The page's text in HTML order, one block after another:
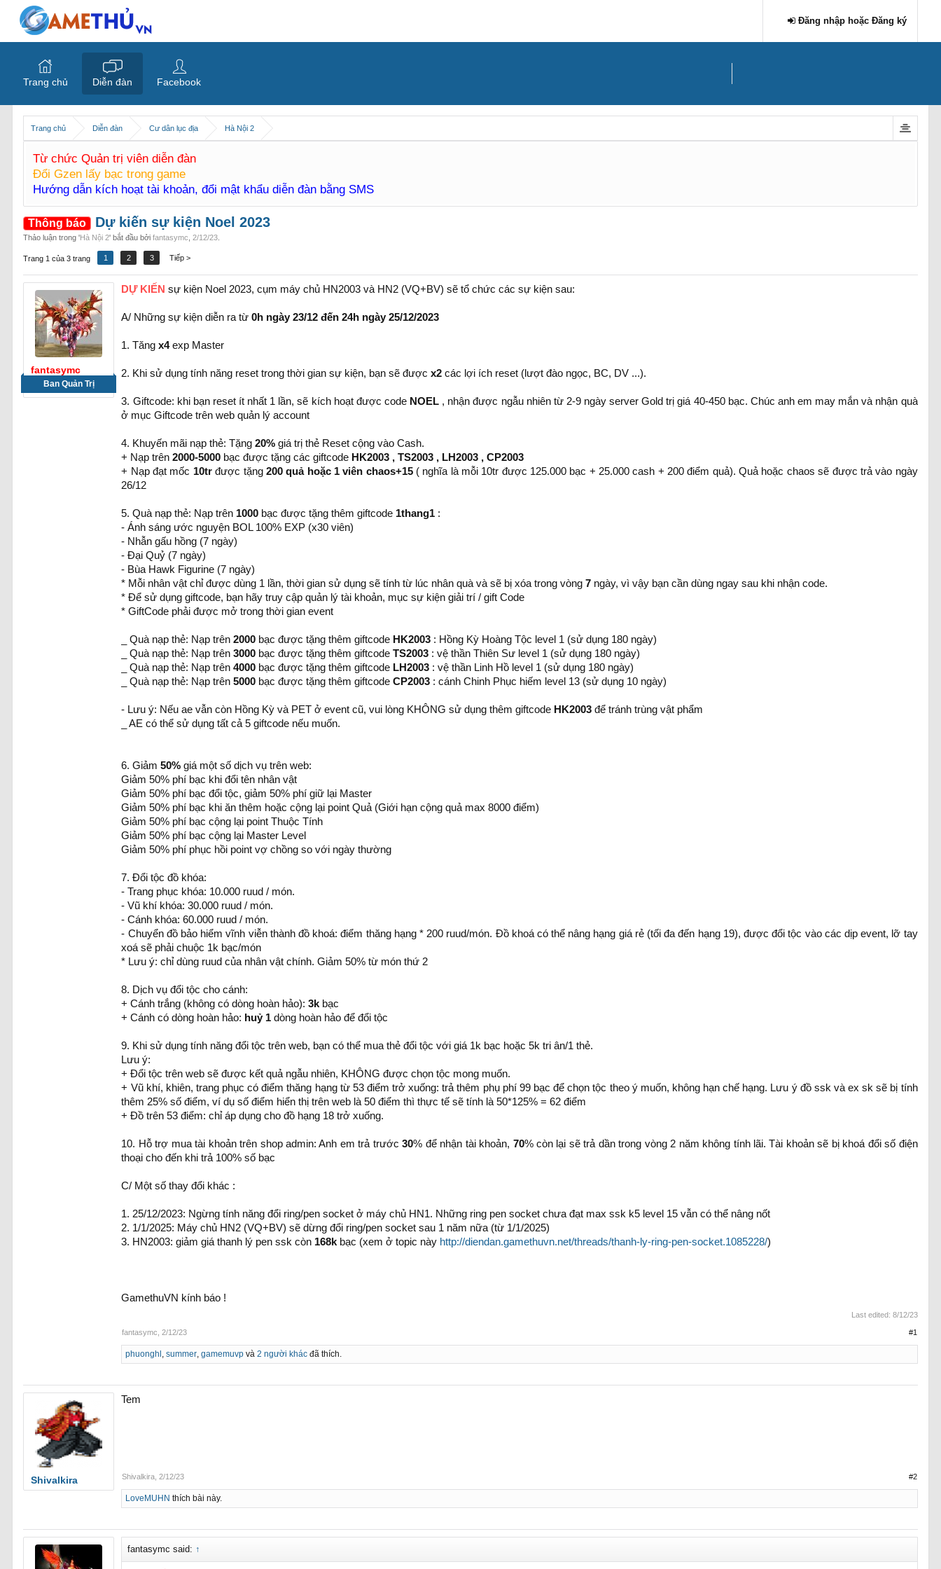
Trang chủ Diễn đàn Cư dân lục địa Hà Nội 2
Từ chức Quản trị viên diễn đàn
Đổi Gzen lấy bạc trong game
Hướng dẫn kích hoạt tài khoản, đổi mật khẩu diễn đàn bằng SMS
Thông báo Dự kiến sự kiện Noel 2023
Thảo luận trong 'Hà Nội 2' bắt đầu bởifantasymc ,2/12/23
Trang 1 của 3 trang 1 2 3 Tiếp >
fantasymc
Ban Quản Trị
DỰ KIẾN sự kiện Noel 2023, cụm máy chủ HN2003 và HN2 (VQ+BV) sẽ tổ chức các sự kiện sau:
A/ Những sự kiện diễn ra từ0h ngày 23/12 đến 24h ngày 25/12/2023
1. Tăngx4exp Master
2. Khi sử dụng tính năng reset trong thời gian sự kiện, bạn sẽ đượcx2các lợi ích reset (lượt đào ngọc, BC, DV ...).
3. Giftcode: khi bạn reset ít nhất 1 lần, sẽ kích hoạt được code NOEL , nhận được ngẫu nhiên từ 2-9 ngày server Gold trị giá 40-450 bạc. Chúc anh em may mắn và nhận quà
ở mục Giftcode trên web quản lý account
4. Khuyến mãi nạp thẻ: Tặng20% giá trị thẻ Reset cộng vào Cash.
+ Nạp trên2000-5000 bạc được tặng các giftcode HK2003 ,TS2003 , LH2003 ,CP2003
+ Nạp đạt mốc 10trđược tặng 200 quả hoặc 1 viên chaos+15( nghĩa là mỗi 10tr được 125.000 bạc + 25.000 cash + 200 điểm quả). Quả hoặc chaos sẽ được trả vào ngày
26/12
5. Quà nạp thẻ: Nạp trên 1000 bạc được tặng thêm giftcode 1thang1 :
- Ánh sáng ước nguyện BOL 100% EXP (x30 viên)
- Nhẫn gấu hồng (7 ngày)
- Đại Quỷ (7 ngày)
- Bùa Hawk Figurine (7 ngày)
* Mỗi nhân vật chỉ được dùng 1 lần, thời gian sử dụng sẽ tính từ lúc nhân quà và sẽ bị xóa trong vòng7 ngày, vì vậy bạn cần dùng ngay sau khi nhận code.
* Để sử dụng giftcode, bạn hãy truy cập quản lý tài khoản, mục sự kiện giải trí / gift Code
* GiftCode phải được mở trong thời gian event
_ Quà nạp thẻ: Nạp trên2000 bạc được tặng thêm giftcode HK2003 : Hồng Kỳ Hoàng Tộc level 1 (sử dụng 180 ngày)
_ Quà nạp thẻ: Nạp trên3000 bạc được tặng thêm giftcodeTS2003 : vệ thần Thiên Sư level 1 (sử dụng 180 ngày)
_ Quà nạp thẻ: Nạp trên4000 bạc được tặng thêm giftcode LH2003 : vệ thần Linh Hồ level 1 (sử dụng 180 ngày)
_ Quà nạp thẻ: Nạp trên5000 bạc được tặng thêm giftcodeCP2003 : cánh Chinh Phục hiếm level 13 (sử dụng 10 ngày)
- Lưu ý: Nếu ae vẫn còn Hồng Kỳ và PET ở event cũ, vui lòng KHÔNG sử dụng thêm giftcode HK2003để tránh trùng vật phẩm
_ AE có thể sử dụng tất cả 5 giftcode nếu muốn.
6. Giảm50% giá một số dịch vụ trên web:
Giảm 50% phí bạc khi đổi tên nhân vật
Giảm 50% phí bạc đổi tộc, giảm 50% phí giữ lại Master
Giảm 50% phí bạc khi ăn thêm hoặc cộng lại point Quả (Giới hạn cộng quả max 8000 điểm)
Giảm 50% phí bạc cộng lại point Thuộc Tính
Giảm 50% phí bạc cộng lại Master Level
Giảm 50% phí phục hồi point vợ chồng so với ngày thường
7. Đổi tộc đồ khóa:
- Trang phục khóa: 10.000 ruud / món.
- Vũ khí khóa: 30.000 ruud / món.
- Cánh khóa: 60.000 ruud / món.
- Chuyển đồ bảo hiểm vĩnh viễn thành đồ khoá: điểm thăng hạng * 200 ruud/món. Đồ khoá có thể nâng hạng giá rẻ (tối đa đến hạng 19), được đổi tộc vào các dịp event, lỡ tay
xoá sẽ phải chuộc 1k bạc/món
* Lưu ý: chỉ dùng ruud của nhân vật chính. Giảm 50% từ món thứ 2
8. Dịch vụ đổi tộc cho cánh:
+ Cánh trắng (không có dòng hoàn hảo):3k bạc
+ Cánh có dòng hoàn hảo: huỷ 1 dòng hoàn hảo để đổi tộc
9. Khi sử dụng tính năng đổi tộc trên web, bạn có thể mua thẻ đổi tộc với giá 1k bạc hoặc 5k tri ân/1 thẻ.
Lưu ý:
+ Đổi tộc trên web sẽ được kết quả ngẫu nhiên, KHÔNG được chọn tộc mong muốn.
+ Vũ khí, khiên, trang phục có điểm thăng hạng từ 53 điểm trở xuống: trả thêm phụ phí 99 bạc để chọn tộc theo ý muốn, không hạn chế hạng. Lưu ý đồ ssk và ex sk sẽ bị tính
thêm 25% số điểm, ví dụ số điểm hiển thị trên web là 50 điểm thì thực tế sẽ tính là 50*125% = 62 điểm
+ Đồ trên 53 điểm: chỉ áp dụng cho đồ hạng 18 trở xuống.
10. Hỗ trợ mua tài khoản trên shop admin: Anh em trả trước30% để nhận tài khoản, 70% còn lại sẽ trả dần trong vòng 2 năm không tính lãi. Tài khoản sẽ bị khoá đổi số điện
thoại cho đến khi trả 100% số bạc
C/ Một số thay đổi khác :
1. 25/12/2023: Ngừng tính năng đổi ring/pen socket ở máy chủ HN1. Những ring pen socket chưa đạt max ssk k5 level 15 vẫn có thể nâng nốt
2. 1/1/2025: Máy chủ HN2 (VQ+BV) sẽ dừng đổi ring/pen socket sau 1 năm nữa (từ 1/1/2025)
3. HN2003: giảm giá thanh lý pen ssk còn 168k bạc (xem ở topic này http://diendan.gamethuvn.net/threads/thanh-ly-ring-pen-socket.1085228/)
GamethuVN kính báo !
Last edited: 8/12/23
fantasymc 2/12/23 #1
phuonghl ,summer,gamemuvp và2 người khác đã thích.
Shivalkira
Tem
Shivalkira 2/12/23 #2
LoveMUHN thích bài này.
fantasymc said: ↑
Đăng nhập hoặc Đăng ký
Trang chủ Diễn đàn Facebook